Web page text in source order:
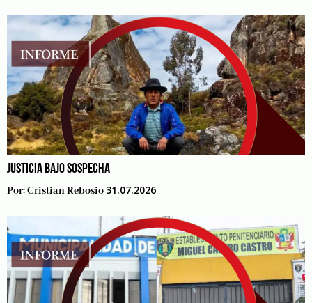
JUSTICIA BAJO SOSPECHA
Por:Cristian Rebosio 31.07.2026